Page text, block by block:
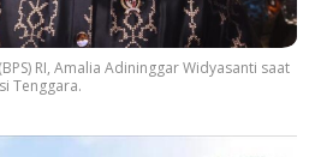
RI, Amalia Adininggar Widyasanti saat
Tenggara.